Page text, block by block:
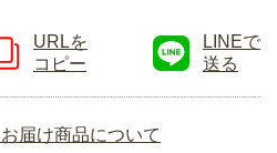
URLを
コピー
LINEで
送る
届け商品について